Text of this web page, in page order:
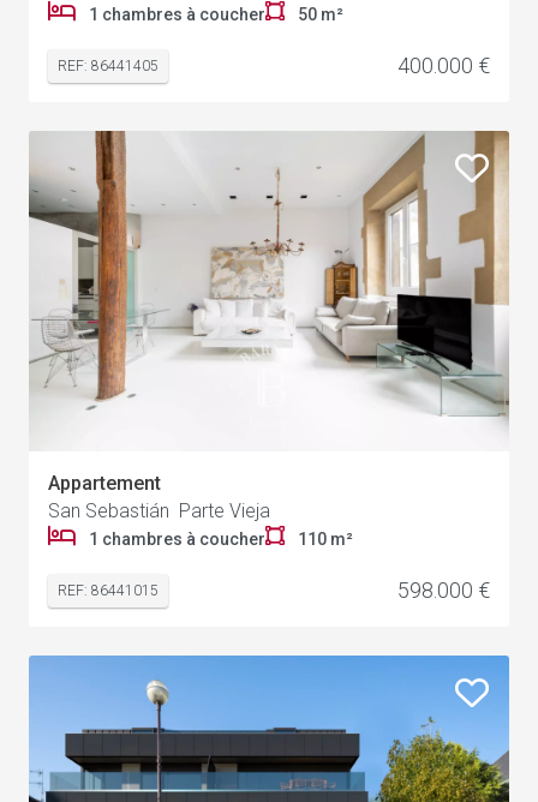
1 chambres à coucher 50 m²
REF: 86441405 400.000 €
Appartement
San Sebastián Parte Vieja
1 chambres à coucher 110 m²
REF: 86441015 598.000 €